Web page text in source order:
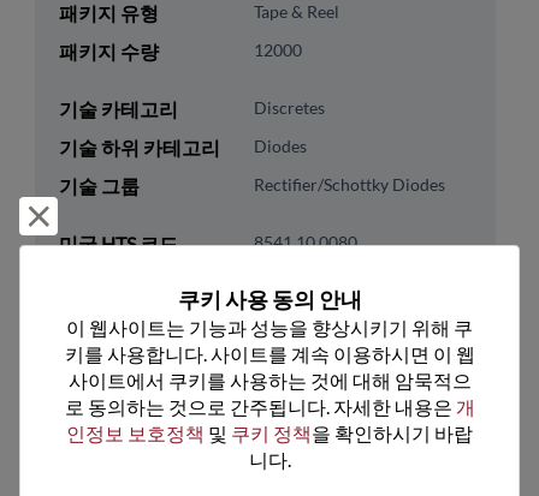
패키지 유형 Tape & Reel
패키지 수량 12000
기술 카테고리 Discretes
기술 하위 카테고리 Diodes
기술 그룹 Rectifier/Schottky Diodes
미국 HTS 코드 8541.10.0080
추천 대체 제품
쿠키 사용 동의 안내
이 웹사이트는 기능과 성능을 향상시키기 위해 쿠
키를 사용합니다. 사이트를 계속 이용하시면 이 웹
사이트에서 쿠키를 사용하는 것에 대해 암묵적으
로 동의하는 것으로 간주됩니다. 자세한 내용은 개
인정보 보호정책 및 쿠키 정책을 확인하시기 바랍
니다.